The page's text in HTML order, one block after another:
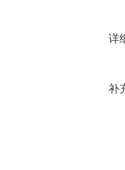
详
补